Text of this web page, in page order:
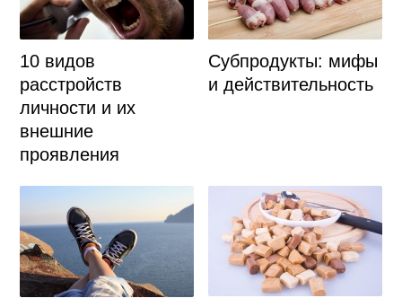
10 видов
расстройств
личности и их
внешние
проявления
Субпродукты: мифы
и действительность